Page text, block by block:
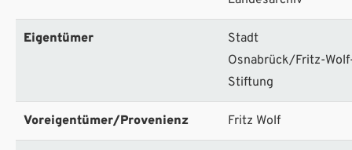
Eigentümer
Stadt
Osnabrück/Fritz-
Stiftung
Voreigentümer/Provenienz Fritz Wolf